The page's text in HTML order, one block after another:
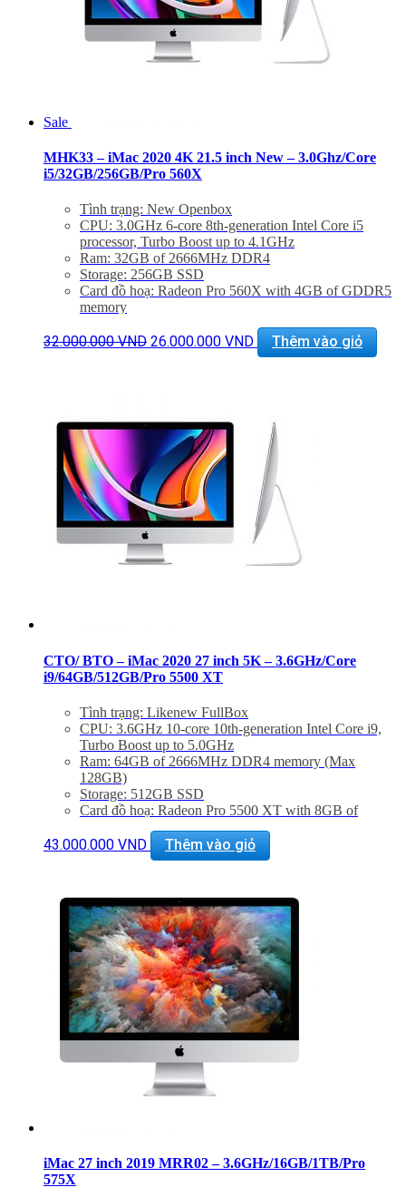
Sale
MHK33 – iMac 2020 4K 21.5 inch New – 3.0Ghz/Core
i5/32GB/256GB/Pro 560X
Tình trạng: New Openbox
CPU: 3.0GHz 6-core 8th-generation Intel Core i5
processor, Turbo Boost up to 4.1GHz
Ram: 32GB of 2666MHz DDR4
Storage: 256GB SSD
Card đồ hoạ: Radeon Pro 560X with 4GB of GDDR5
memory
2304), 500 nits
Kết nối: 4x USB 3.0, 2 Thunderbolt 3, LAN, 1x
32.000.000VND Giá
gốc
26.000.000 VND Giá
hiện
Thêm vào giỏ
CTO/ BTO – iMac 2020 27 inch 5K – 3.6GHz/Core
i9/64GB/512GB/Pro 5500 XT
Tình trạng: Likenew FullBox
CPU: 3.6GHz 10-core 10th-generation Intel Core i9,
Turbo Boost up to 5.0GHz
Ram: 64GB of 2666MHz DDR4 memory (Max
128GB)
Storage: 512GB SSD
Card đồ hoạ: Radeon Pro 5500 XT with 8GB of
Màn hình: 27 inch Retina 5K display display (5120 x
2880), 500 nits,True Tone with Nano-texture glass
Phụ Kiện: Body, Dây nguồn, Keyboard 2, Mouse 2
43.000.000 VND Thêm vào giỏ
iMac 27 inch 2019 MRR02 – 3.6GHz/16GB/1TB/Pro
575X